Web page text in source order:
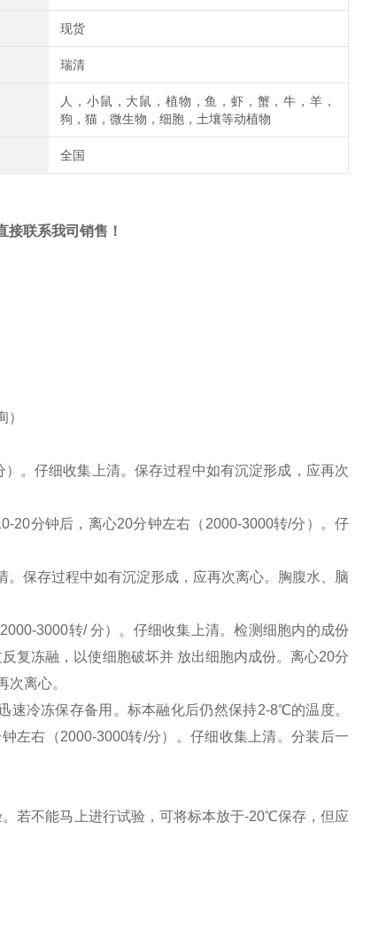
现货
瑞清
人，小鼠，大鼠，植物，鱼，虾，蟹，牛，羊，
狗，猫，微生物，细胞，土壤等动植物
全国
联系我司销售！
。仔细收集上清。保存过程中如有沉淀形成，应再次
20分钟后，离心20分钟左右（2000-3000转/分）。仔
保存过程中如有沉淀形成，应再次离心。胸腹水、脑
3000转/ 分）。仔细收集上清。检测细胞内的成份
复冻融，以使细胞破坏并 放出细胞内成份。离心20分
离心。
速冷冻保存备用。标本融化后仍然保持2-8℃的温度。
左右（2000-3000转/分）。仔细收集上清。分装后一
若不能马上进行试验，可将标本放于-20℃保存，但应